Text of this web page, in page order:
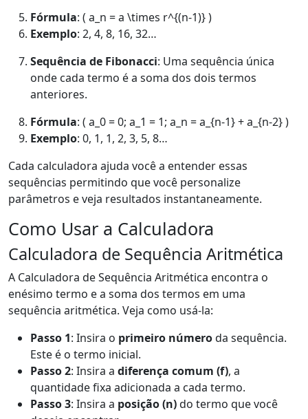
Fórmula: ( a_n = a \times r^{(n-1)} )
Exemplo: 2, 4, 8, 16, 32…
Sequência de Fibonacci: Uma sequência única
onde cada termo é a soma dos dois termos
anteriores.
Fórmula: ( a_0 = 0; a_1 = 1; a_n = a_{n-1} + a_{n-2} )
Exemplo: 0, 1, 1, 2, 3, 5, 8…
Cada calculadora ajuda você a entender essas
sequências permitindo que você personalize
parâmetros e veja resultados instantaneamente.
Como Usar a Calculadora
Calculadora de Sequência Aritmética
A Calculadora de Sequência Aritmética encontra o
enésimo termo e a soma dos termos em uma
sequência aritmética. Veja como usá-la:
Passo 1: Insira o primeiro númeroda sequência.
Este é o termo inicial.
Passo 2: Insira a diferença comum (f), a
quantidade fixa adicionada a cada termo.
Passo 3: Insira a posição (n)do termo que você